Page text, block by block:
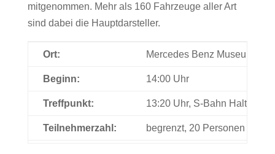
mitgenommen. Mehr als 160 Fahrzeuge aller Art
sind dabei die Hauptdarsteller.
Ort: Mercedes Benz Museum,
Beginn: 14:00 Uhr
Treffpunkt: 13:20 Uhr, S-Bahn
Teilnehmerzahl: begrenzt, 20 Personen